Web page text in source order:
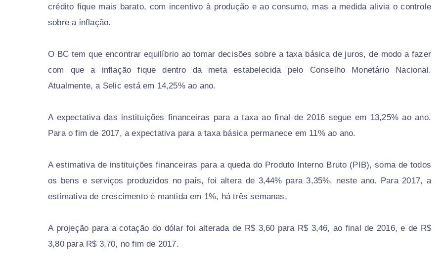
crédito fique mais barato, com incentivo à produção e ao consumo, mas a medida alivia o controle
sobre a inflação.
O BC tem que encontrar equilíbrio ao tomar decisões sobre a taxa básica de juros, de modo a fazer
com que a inflação fique dentro da meta estabelecida pelo Conselho Monetário Nacional.
Atualmente, a Selic está em 14,25% ao ano.
A expectativa das instituições financeiras para a taxa ao final de 2016 segue em 13,25% ao ano.
Para o fim de 2017, a expectativa para a taxa básica permanece em 11% ao ano.
A estimativa de instituições financeiras para a queda do Produto Interno Bruto (PIB), soma de todos
os bens e serviços produzidos no país, foi altera de 3,44% para 3,35%, neste ano. Para 2017, a
estimativa de crescimento é mantida em 1%, há três semanas.
A projeção para a cotação do dólar foi alterada de R$ 3,60 para R$ 3,46, ao final de 2016, e de R$
3,80 para R$ 3,70, no fim de 2017.